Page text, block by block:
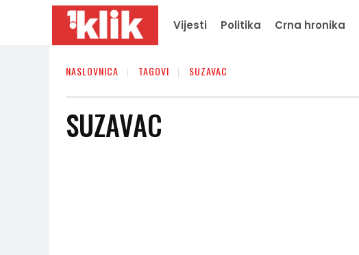
Vijesti Politika Crna hronika
NASLOVNICA TAGOVI SUZAVAC
SUZAVAC